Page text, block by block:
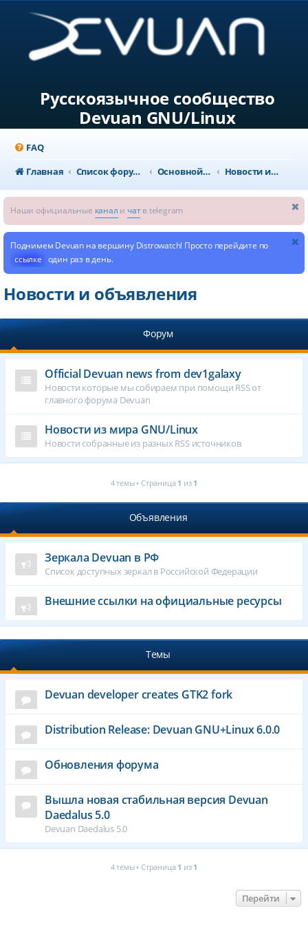
Русскоязычное сообщество
Devuan GNU/Linux
FAQ
Главная
Список форумов Основной раздел Новости и объявления
Наши официальные канал и чатв telegram
Поднимем Devuan на вершину Distrowatch! Просто перейдите по
ссылке один раз в день.
Новости и объявления
Форум
Official Devuan news from dev1galaxy
Новости которые мы собираем при помощи RSS от
главного форума Devuan
Новости из мира GNU/Linux
Новости собранные из разных RSS источников
4 темы • Страница 1 из 1
Объявления
Зеркала Devuan в РФ
Список доступных зеркал в Российской Федерации
Внешние ссылки на официальные ресурсы
Темы
Devuan developer creates GTK2 fork
Distribution Release: Devuan GNU+Linux 6.0.0
Обновления форума
Вышла новая стабильная версия Devuan
Daedalus 5.0
Devuan Daedalus 5.0
4 темы • Страница 1 из 1
Перейти